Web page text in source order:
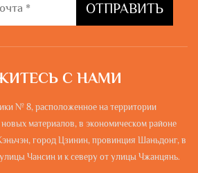
ОТПРАВИТЬ
С НАМИ
№ 8, расположенное на территории
материалов, в экономическом районе
город Цзинин, провинция Шаньдонг, в
Чансин и к северу от улицы Чжанцянь.